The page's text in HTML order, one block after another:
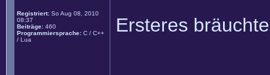
Registriert: So Aug 08, 2010
08:37
Beiträge: 460
Programmiersprache: C / C++
/ Lua
Ersteres